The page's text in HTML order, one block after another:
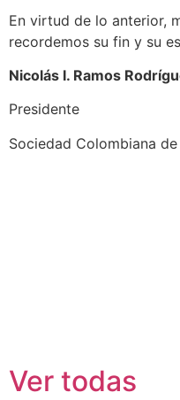
En virtud de lo anterior,
recordemos su fin y su
Nicolás I. Ramos
Presidente
Sociedad Colombiana
Ver todas